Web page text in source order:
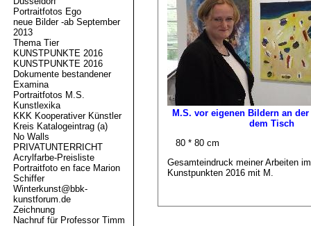
M.S. vor eigenen Bildern an
dem Tisch
80 * 80 cm
Gesamteindruck meiner Arbeiten
Kunstpunkten 2016 mit M.
Portraitfotos Ego
neue Bilder -ab September
2013
Thema Tier
KUNSTPUNKTE 2016
KUNSTPUNKTE 2016
Dokumente bestandener
Examina
Portraitfotos M.S.
Kunstlexika
KKK Kooperativer Künstler
Kreis Katalogeintrag (a)
No Walls
PRIVATUNTERRICHT
Acrylfarbe-Preisliste
Portraitfoto en face Marion
Schiffer
Winterkunst@bbk-
kunstforum.de
Zeichnung
Nachruf für Professor Timm